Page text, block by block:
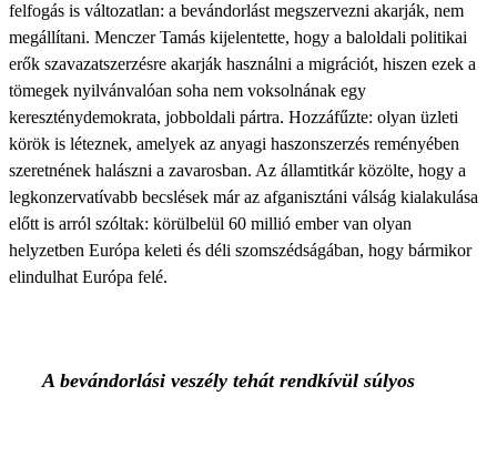
felfogás is változatlan: a bevándorlást megszervezni akarják, nem
megállítani. Menczer Tamás kijelentette, hogy a baloldali politikai
erők szavazatszerzésre akarják használni a migrációt, hiszen ezek a
tömegek nyilvánvalóan soha nem voksolnának egy
kereszténydemokrata, jobboldali pártra. Hozzáfűzte: olyan üzleti
körök is léteznek, amelyek az anyagi haszonszerzés reményében
szeretnének halászni a zavarosban. Az államtitkár közölte, hogy a
legkonzervatívabb becslések már az afganisztáni válság kialakulása
előtt is arról szóltak: körülbelül 60 millió ember van olyan
helyzetben Európa keleti és déli szomszédságában, hogy bármikor
elindulhat Európa felé.
A bevándorlási veszély tehát rendkívül súlyos